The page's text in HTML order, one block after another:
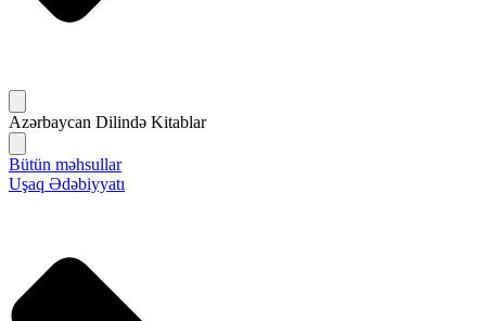
Azərbaycan Dilində Kitablar
Bütün məhsullar
Uşaq Ədəbiyyatı